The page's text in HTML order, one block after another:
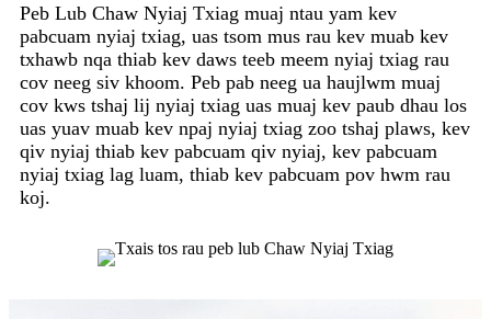
Peb Lub Chaw Nyiaj Txiag muaj ntau yam kev
pabcuam nyiaj txiag, uas tsom mus rau kev muab kev
txhawb nqa thiab kev daws teeb meem nyiaj txiag rau
cov neeg siv khoom. Peb pab neeg ua haujlwm muaj
cov kws tshaj lij nyiaj txiag uas muaj kev paub dhau los
uas yuav muab kev npaj nyiaj txiag zoo tshaj plaws, kev
qiv nyiaj thiab kev pabcuam qiv nyiaj, kev pabcuam
nyiaj txiag lag luam, thiab kev pabcuam pov hwm rau
koj.